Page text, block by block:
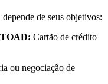
de copy trading
de seus objetivos:
Cartão de crédito
ou negociação de